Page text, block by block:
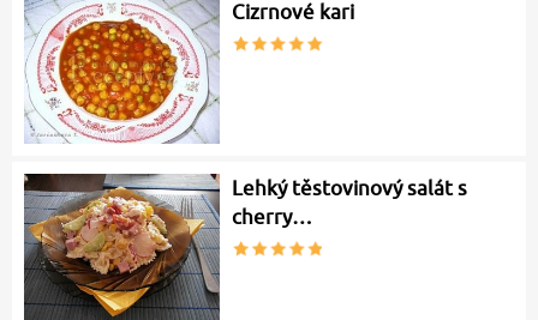
Cizrnové kari
Lehký těstovinový salát s
cherry…